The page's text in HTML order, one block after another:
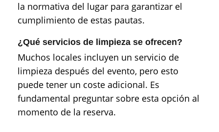
la normativa del lugar para garantizar el
cumplimiento de estas pautas.
¿Qué servicios de limpieza se ofrecen?
Muchos locales incluyen un servicio de
limpieza después del evento, pero esto
puede tener un coste adicional. Es
fundamental preguntar sobre esta opción al
momento de la reserva.